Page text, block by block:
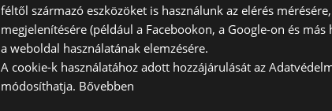
féltől származó eszközöket is használunk az elérés
megjelenítésére (például a Facebookon, a Google-on és
a weboldal használatának elemzésére.
A cookie-k használatához adott hozzájárulását az
módosíthatja. Bővebben